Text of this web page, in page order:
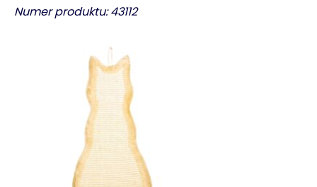
Numer produktu: 43112